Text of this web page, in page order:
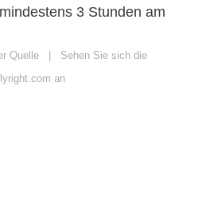
3 Stunden am
Quelle
Sehen Sie sich die
an